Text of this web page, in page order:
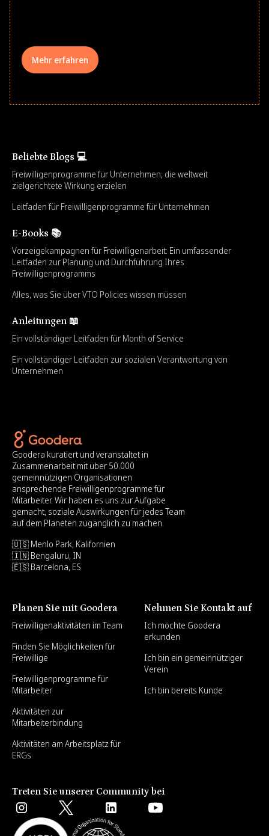
Mehr erfahren
Beliebte Blogs 💻
Freiwilligenprogramme für Unternehmen, die weltweit
zielgerichtete Wirkung erzielen
Leitfaden für Freiwilligenprogramme für Unternehmen
E-Books 📚
Vorzeigekampagnen für Freiwilligenarbeit: Ein umfassender
Leitfaden zur Planung und Durchführung Ihres
Freiwilligenprogramms
Alles, was Sie über VTO Policies wissen müssen
Anleitungen 📖
Ein vollständiger Leitfaden für Month of Service
Ein vollständiger Leitfaden zur sozialen Verantwortung von
Unternehmen
Goodera kuratiert und veranstaltet in
Zusammenarbeit mit über 50.000
gemeinnützigen Organisationen
ansprechende Freiwilligenprogramme für
Mitarbeiter. Wir haben es uns zur Aufgabe
gemacht, soziale Auswirkungen für jedes Team
auf dem Planeten zugänglich zu machen.
🇺🇸 Menlo Park, Kalifornien
🇮🇳 Bengaluru, IN
🇪🇸 Barcelona, ES
Planen Sie mit Goodera
Freiwilligenaktivitäten im Team
Finden Sie Möglichkeiten für
Freiwillige
Freiwilligenprogramme für
Mitarbeiter
Aktivitäten zur
Mitarbeiterbindung
Aktivitäten am Arbeitsplatz für
ERGs
Nehmen Sie Kontakt auf
Ich möchte Goodera
erkunden
Ich bin ein gemeinnütziger
Verein
Ich bin bereits Kunde
Treten Sie unserer Community bei